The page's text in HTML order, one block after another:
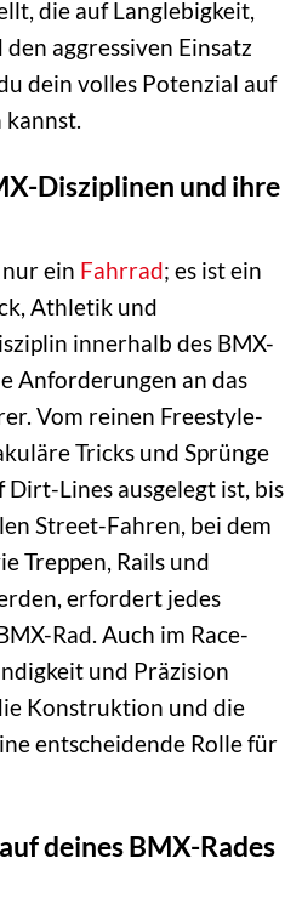
die auf Langlebigkeit,
aggressiven Einsatz
dein volles Potenzial auf
Disziplinen und ihre
ein Fahrrad; es ist ein
Athletik und
innerhalb des BMX-
Anforderungen an das
Vom reinen Freestyle-
Tricks und Sprünge
Dirt-Lines ausgelegt ist, bis
Street-Fahren, bei dem
Treppen, Rails und
erfordert jedes
Rad. Auch im Race-
und Präzision
Konstruktion und die
entscheidende Rolle für
deines BMX-Rades